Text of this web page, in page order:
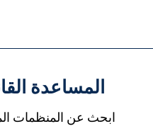
المساعدة
ابحث عن المنظمات